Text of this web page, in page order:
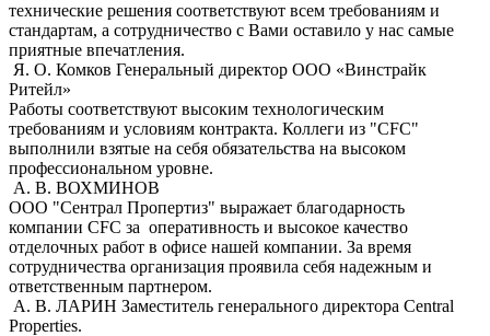
технические решения соответствуют всем требованиям и
стандартам, а сотрудничество с Вами оставило у нас самые
приятные впечатления.
Я. О. Комков Генеральный директор ООО «Винстрайк
Ритейл»
Работы соответствуют высоким технологическим
требованиям и условиям контракта. Коллеги из "CFC"
выполнили взятые на себя обязательства на высоком
профессиональном уровне.
А. В. ВОХМИНОВ
ООО "Сентрал Пропертиз" выражает благодарность
компании CFC за оперативность и высокое качество
отделочных работ в офисе нашей компании. За время
сотрудничества организация проявила себя надежным и
ответственным партнером.
А. В. ЛАРИН Заместитель генерального директора Central
Properties.